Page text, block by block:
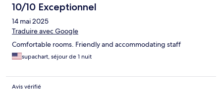
10/10 Exceptionnel
14 mai 2025
Traduire avec Google
Comfortable rooms. Friendly and accommodating staff
supachart, séjour de 1 nuit
Avis vérifié